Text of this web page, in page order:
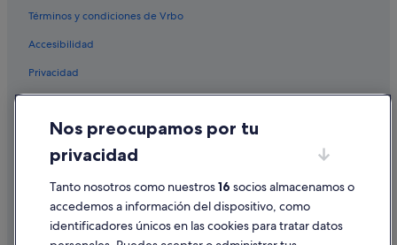
Términos y condiciones de Vrbo
Accesibilidad
Privacidad
Condiciones de uso
Información legal/contacto
Pautas sobre el contenido y cómo denunciar contenido
Ayuda
Nos preocupamos por tu
privacidad
Tanto nosotros como nuestros16 socios almacenamos o
accedemos a información del dispositivo, como
identificadores únicos en las cookies para tratar datos